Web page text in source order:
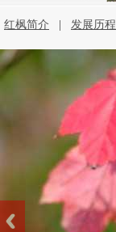
红枫简介 发展历程